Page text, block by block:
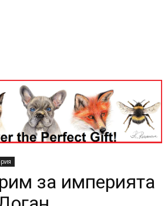
за империята